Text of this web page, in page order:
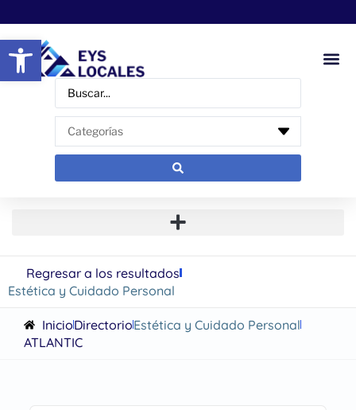
Abrir barra de herramientas
Regresar a los resultados
Estética y Cuidado Personal
InicioDirectorioEstética y Cuidado Personal
ATLANTIC